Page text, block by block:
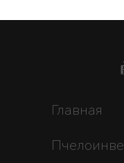
Главная